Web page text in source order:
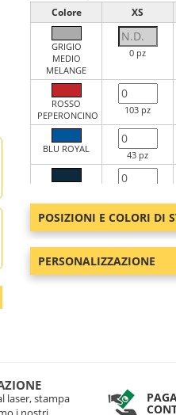
Colore
XS
GRIGIO
MEDIO
MELANGE
0 pz
ROSSO
PEPERONCINO
103 pz
BLU ROYAL
43 pz
NERO
299 pz
BIANCO
27 pz
POSIZIONI E COLORI DI
PERSONALIZZAZIONE
laser, stampa